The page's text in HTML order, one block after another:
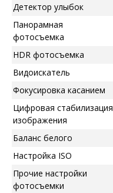
Детектор улыбок
Панорамная
фотосъемка
HDR фотосъемка
Видоискатель
Фокусировка касанием
Цифровая стабилизация
изображения
Баланс белого
Настройка ISO
Прочие настройки
фотосъемки